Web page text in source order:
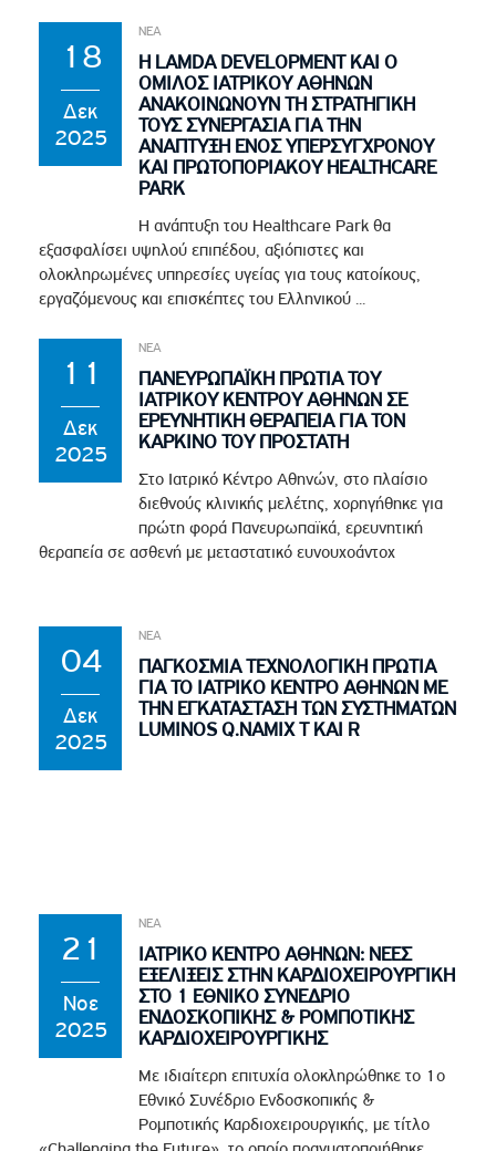
18
Δεκ
2025
ΝΕΑ
Η LAMDA DEVELOPMENT ΚΑΙ Ο
ΟΜΙΛΟΣ ΙΑΤΡΙΚΟΥ ΑΘΗΝΩΝ
ΑΝΑΚΟΙΝΩΝΟΥΝ ΤΗ ΣΤΡΑΤΗΓΙΚΗ
ΤΟΥΣ ΣΥΝΕΡΓΑΣΙΑ ΓΙΑ ΤΗΝ
ΑΝΑΠΤΥΞΗ ΕΝΟΣ ΥΠΕΡΣΥΓΧΡΟΝΟΥ
ΚΑΙ ΠΡΩΤΟΠΟΡΙΑΚΟΥ HEALTHCARE
PARK
Η ανάπτυξη του Healthcare Park θα
εξασφαλίσει υψηλού επιπέδου, αξιόπιστες και
ολοκληρωμένες υπηρεσίες υγείας για τους κατοίκους,
εργαζόμενους και επισκέπτες του Ελληνικού ...
11
Δεκ
2025
ΝΕΑ
ΠΑΝΕΥΡΩΠΑΪΚΗ ΠΡΩΤΙΑ ΤΟΥ
ΙΑΤΡΙΚΟΥ ΚΕΝΤΡΟΥ ΑΘΗΝΩΝ ΣΕ
ΕΡΕΥΝΗΤΙΚΗ ΘΕΡΑΠΕΙΑ ΓΙΑ ΤΟΝ
ΚΑΡΚΙΝΟ ΤΟΥ ΠΡΟΣΤΑΤΗ
Στο Ιατρικό Κέντρο Αθηνών, στο πλαίσιο
διεθνούς κλινικής μελέτης, χορηγήθηκε για
πρώτη φορά Πανευρωπαϊκά, ερευνητική
θεραπεία σε ασθενή με μεταστατικό ευνουχοάντοχ
04
Δεκ
2025
ΝΕΑ
ΠΑΓΚΟΣΜΙΑ ΤΕΧΝΟΛΟΓΙΚΗ ΠΡΩΤΙΑ
ΓΙΑ ΤΟ ΙΑΤΡΙΚΟ ΚΕΝΤΡΟ ΑΘΗΝΩΝ ΜΕ
ΤΗΝ ΕΓΚΑΤΑΣΤΑΣΗ ΤΩΝ ΣΥΣΤΗΜΑΤΩΝ
LUMINOS Q.NAMIX T ΚΑΙ R
21
Νοε
2025
ΝΕΑ
ΙΑΤΡΙΚΟ ΚΕΝΤΡΟ ΑΘΗΝΩΝ: ΝΕΕΣ
ΕΞΕΛΙΞΕΙΣ ΣΤΗΝ ΚΑΡΔΙΟΧΕΙΡΟΥΡΓΙΚΗ
ΣΤΟ 1 ΕΘΝΙΚΟ ΣΥΝΕΔΡΙΟ
ΕΝΔΟΣΚΟΠΙΚΗΣ & ΡΟΜΠΟΤΙΚΗΣ
ΚΑΡΔΙΟΧΕΙΡΟΥΡΓΙΚΗΣ
Με ιδιαίτερη επιτυχία ολοκληρώθηκε το 1ο
Εθνικό Συνέδριο Ενδοσκοπικής &
Ρομποτικής Καρδιοχειρουργικής, με τίτλο